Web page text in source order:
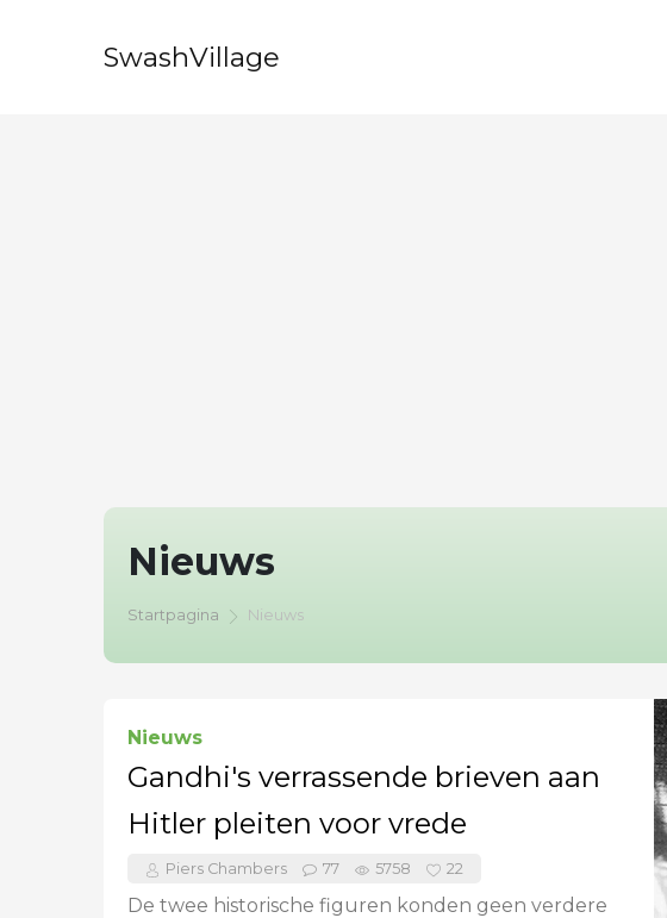
SwashVillage
Nieuws
Startpagina Nieuws
Nieuws
Gandhi's verrassende brieven aan
Hitler pleiten voor vrede
Piers Chambers 77 5758 22
De twee historische figuren konden geen verdere